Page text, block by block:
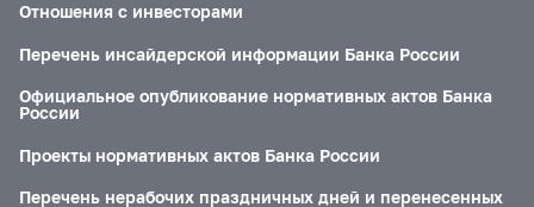
Отношения с инвесторами
Перечень инсайдерской информации Банка России
Официальное опубликование нормативных актов Банка
России
Проекты нормативных актов Банка России
Перечень нерабочих праздничных дней и перенесенных